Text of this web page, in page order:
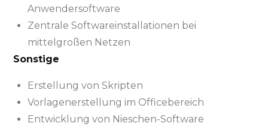
Anwendersoftware
Zentrale Softwareinstallationen bei
mittelgroßen Netzen
Sonstige
Erstellung von Skripten
Vorlagenerstellung im Officebereich
Entwicklung von Nieschen-Software